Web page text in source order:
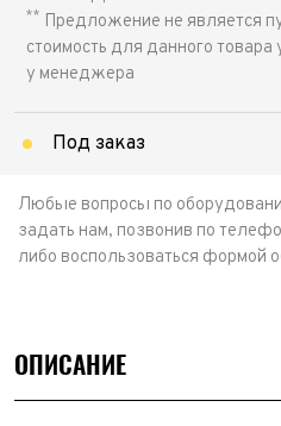
** Предложение не является
стоимость для данного товара
у менеджера
Под заказ
Любые вопросы по
задать нам, позвонив по
либо воспользоваться формой
ОПИСАНИЕ